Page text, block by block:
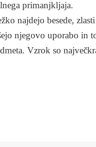
primanjkljaja.
najdejo besede,
njegovo uporabo in
Vzrok so